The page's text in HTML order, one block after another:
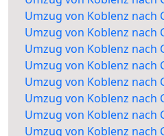
Umzug von Koblenz nach
Umzug von Koblenz nach
Umzug von Koblenz nach
Umzug von Koblenz nach
Umzug von Koblenz nach
Umzug von Koblenz nach
Umzug von Koblenz nach
Umzug von Koblenz nach